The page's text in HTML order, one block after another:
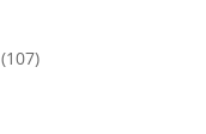
107107